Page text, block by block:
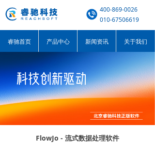
400-869-0026
010-67506619
睿驰首页 产品中心 新闻资讯 关于我们
FlowJo - 流式数据处理软件